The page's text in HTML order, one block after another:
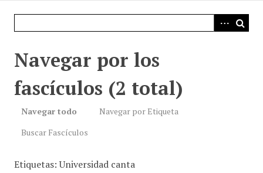
Navegar por los
fascículos (2 total)
Navegar todo
Navegar por Etiqueta
Buscar Fascículos
Etiquetas: Universidad canta